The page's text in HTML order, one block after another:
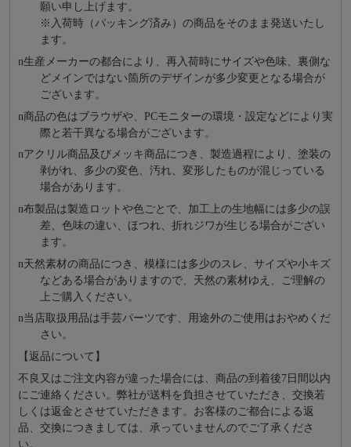
願い申し上げます。
※⼊荷時（パッキング済み）の商品をそのまま発送いたし
ます。
n⽣産メーカーの都合により、再⼊荷時にサイズや⾊味、裏側な
どメインではない箇所のデザインが多少変更となる場合が
ございます。
n商品の⾊はブラウザや、PCモニターの環境・設定などにより実
際と若⼲異なる場合がございます。
nアクリル商品及びメッキ商品につき、製造過程により、塗装の
剥がれ、多少の変色、汚れ、変形したものが混じっている
場合があります。
n布製品は製造ロットや色ごとで、加工上の生地幅には多少の誤
差、色味の違い、ほつれ、折れジワが生じる場合がござい
ます。
n天然素材の商品につき、模様には多少のスレ、サイズや小キズ
などある場合がありますので、天然の素材ゆえ、ご理解の
上ご購入ください。
n当店取扱用品は⼿芸パーツです、⽤途外のご使⽤はおやめくだ
さい。
【返品について】
不良又はご注文内容が違った場合には、商品の到着後7日間以内
にご連絡ください。弊社が送料を負担させていただき、交換若
しくは返金とさせていただきます。お客様のご都合による返
品、交換につきましては、承っていませんのでご了承くださ
い。